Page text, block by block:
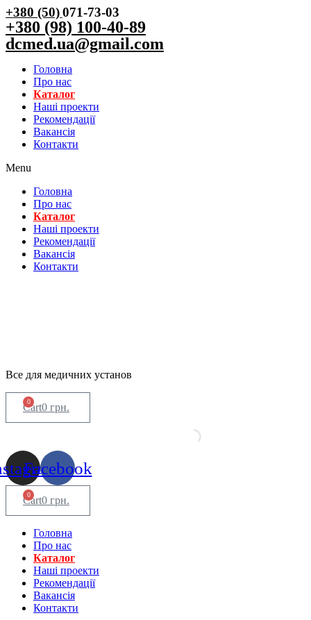
+380 (50)071-73-03
+380 (98) 100-40-89
dcmed.ua@gmail.com
Головна
Про нас
Каталог
Нашi проекти
Рекомендації
Вакансiя
Контакти
Menu
Головна
Про нас
Каталог
Нашi проекти
Рекомендації
Вакансiя
Контакти
Все для медичних установ
0 грн.
0
Cart
Facebook
0 грн.
0
Cart
Головна
Про нас
Каталог
Нашi проекти
Рекомендації
Вакансiя
Контакти